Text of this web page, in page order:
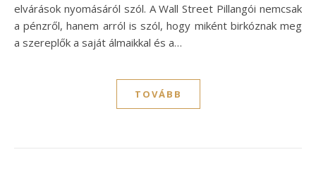
elvárások nyomásáról szól. A Wall Street Pillangói nemcsak
a pénzről, hanem arról is szól, hogy miként birkóznak meg
a szereplők a saját álmaikkal és a…
TOVÁBB